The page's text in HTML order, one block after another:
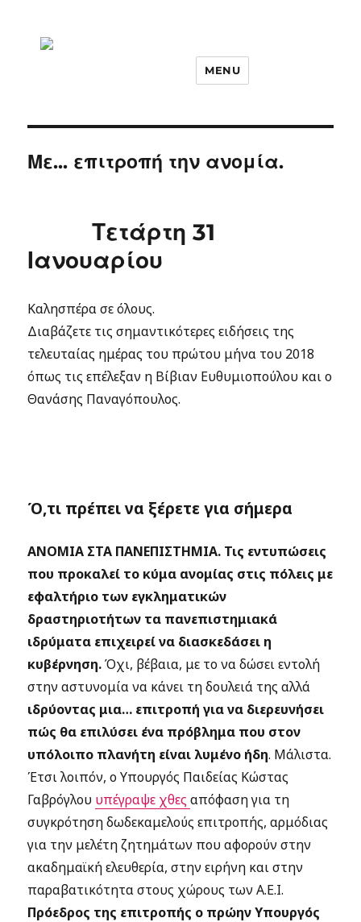
MENU
Με... επιτροπή την ανομία.
Τετάρτη 31
Ιανουαρίου
Καλησπέρα σε όλους.
Διαβάζετε τις σημαντικότερες ειδήσεις της
τελευταίας ημέρας του πρώτου μήνα του 2018
όπως τις επέλεξαν η Βίβιαν Ευθυμιοπούλου και ο
Θανάσης Παναγόπουλος.
Ό,τι πρέπει να ξέρετε για σήμερα
AΝΟΜΙΑ ΣΤΑ ΠΑΝΕΠΙΣΤΗΜΙΑ. Τις εντυπώσεις
που προκαλεί το κύμα ανομίας στις πόλεις με
εφαλτήριο των εγκληματικών
δραστηριοτήτων τα πανεπιστημιακά
ιδρύματα επιχειρεί να διασκεδάσει η
κυβέρνηση.Όχι, βέβαια, με το να δώσει εντολή
στην αστυνομία να κάνει τη δουλειά της αλλά
ιδρύοντας μια… επιτροπή για να διερευνήσει
πώς θα επιλύσει ένα πρόβλημα που στον
υπόλοιπο πλανήτη είναι λυμένο ήδη. Μάλιστα.
Έτσι λοιπόν, ο Υπουργός Παιδείας Κώστας
Γαβρόγλου υπέγραψε χθεςαπόφαση για τη
συγκρότηση δωδεκαμελούς επιτροπής, αρμόδιας
για την μελέτη ζητημάτων που αφορούν στην
ακαδημαϊκή ελευθερία, στην ειρήνη και στην
παραβατικότητα στους χώρους των Α.Ε.Ι.
Πρόεδρος της επιτροπής ο πρώην Υπουργός